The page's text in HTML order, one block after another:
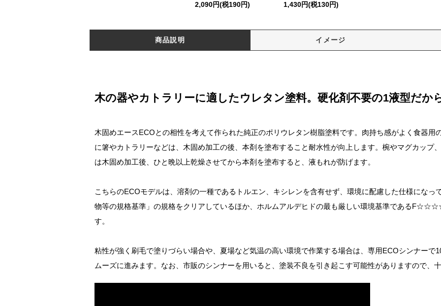
2,090円(税190円)
1,430円(税130円)
商品説明 イメージ
木の器やカトラリーに適したウレタン塗料。硬化剤不要の1液型だか
木固めエースECOとの相性を考えて作られた純正のポリウレタン樹脂塗料です。肉持ち感がよく食器用
に箸やカトラリーなどは、木固め加工の後、本剤を塗布すること耐水性が向上します。椀やマグカップ
は木固め加工後、ひと晩以上乾燥させてから本剤を塗布すると、液もれが防げます。
こちらのECOモデルは、溶剤の一種であるトルエン、キシレンを含有せず、環境に配慮した仕様になっ
物等の規格基準」の規格をクリアしているほか、ホルムアルデヒドの最も厳しい環境基準である
す。
粘性が強く刷毛で塗りづらい場合や、夏場など気温の高い環境で作業する場合は、専用ECOシンナーで
ムーズに進みます。なお、市販のシンナーを用いると、塗装不良を引き起こす可能性がありますので、